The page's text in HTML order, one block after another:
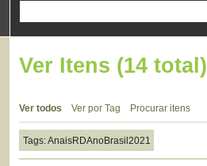
Ver Itens (14 total)
Ver todos Ver por Tag Procurar itens
Tags: AnaisRDAnoBrasil2021